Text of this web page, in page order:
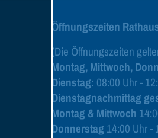
Öffnungszeiten
(Die Öffnungszeiten
Montag, Mittwoch,
Dienstag: 08:00 Uhr -
Dienstagnachmittag
Montag & Mittwoch
Donnerstag 14:00 Uhr -